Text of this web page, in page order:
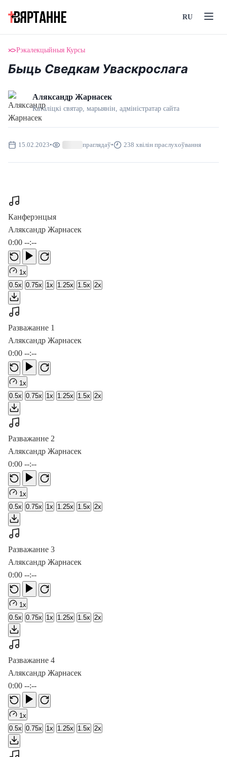
RU
Рэкалекцыйныя Курсы
Быць Сведкам Уваскрослага
Аляксандр Жарнасек
Каталіцкі святар, марыянін, адмiнiстратар сайта
15.02.2023• праглядаў• 238 хвілін праслухоўвання
Канферэнцыя
Аляксандр Жарнасек
0:00 --:--
1x
0.5x 0.75x 1x 1.25x 1.5x 2x
Разважанне 1
Аляксандр Жарнасек
0:00 --:--
1x
0.5x 0.75x 1x 1.25x 1.5x 2x
Разважанне 2
Аляксандр Жарнасек
0:00 --:--
1x
0.5x 0.75x 1x 1.25x 1.5x 2x
Разважанне 3
Аляксандр Жарнасек
0:00 --:--
1x
0.5x 0.75x 1x 1.25x 1.5x 2x
Разважанне 4
Аляксандр Жарнасек
0:00 --:--
1x
0.5x 0.75x 1x 1.25x 1.5x 2x